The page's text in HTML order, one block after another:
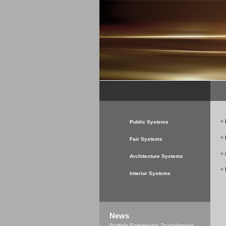
<
<
<
<
Public Systems
Fair Systems
Architecture Systems
Interior Systems
News